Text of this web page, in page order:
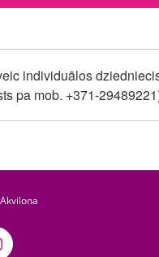
individuālos
pa mob. +371-